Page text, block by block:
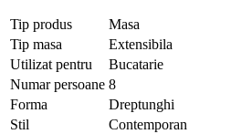
Tip produs
Masa
Tip masa
Extensibila
Utilizat pentru
Bucatarie
Numar persoane 8
Forma
Dreptunghi
Stil
Contemporan